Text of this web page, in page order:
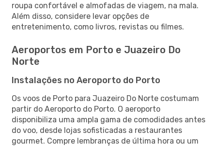
roupa confortável e almofadas de viagem, na mala.
Além disso, considere levar opções de
entretenimento, como livros, revistas ou filmes.
Aeroportos em Porto e Juazeiro Do
Norte
Instalações no Aeroporto do Porto
Os voos de Porto para Juazeiro Do Norte costumam
partir do Aeroporto do Porto. O aeroporto
disponibiliza uma ampla gama de comodidades antes
do voo, desde lojas sofisticadas a restaurantes
gourmet. Compre lembranças de última hora ou um